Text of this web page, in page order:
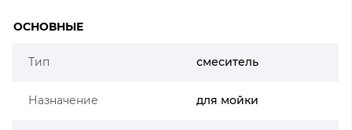
ОСНОВНЫЕ
Тип смеситель
Назначение для мойки